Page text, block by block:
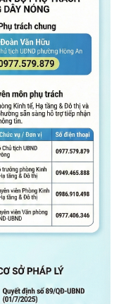
HỒNG AN – DẤU
VĂN...
lệ giữa năm 2026)
MÔI TRƯỜNG, CHUNG
ĐẸP
cung cấp thông tin cho
và cung cấp thông tin
triển khai thực hiện Chỉ